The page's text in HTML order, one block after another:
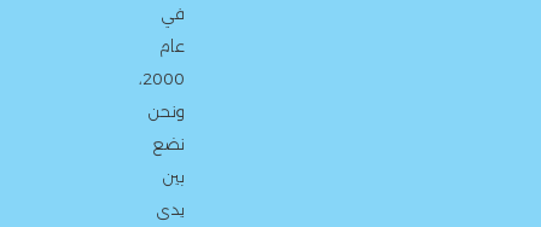
في
عام
2000،
ونحن
نضع
بين
يدى